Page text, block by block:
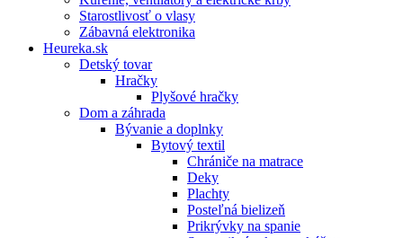
Starostlivosť o vlasy
Zábavná elektronika
Heureka.sk
Detský tovar
Hračky
Plyšové hračky
Dom a záhrada
Bývanie a doplnky
Bytový textil
Chrániče na matrace
Deky
Plachty
Posteľná bielizeň
Prikrývky na spanie